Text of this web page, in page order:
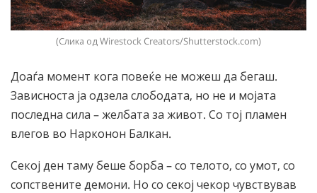
(Слика од Wirestock Creators/Shutterstock.com)
Доаѓа момент кога повеќе не можеш да бегаш.
Зависноста ја одзела слободата, но не и мојата
последна сила – желбата за живот. Со тој пламен
влегов во Нарконон Балкан.
Секој ден таму беше борба – со телото, со умот, со
сопствените демони. Но со секој чекор чувствував